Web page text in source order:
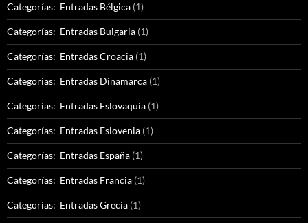
Categorías: Entradas Bélgica (1)
Categorías: Entradas Bulgaria (1)
Categorías: Entradas Croacia (1)
Categorías: Entradas Dinamarca (1)
Categorías: Entradas Eslovaquia (1)
Categorías: Entradas Eslovenia (1)
Categorías: Entradas España (1)
Categorías: Entradas Francia (1)
Categorías: Entradas Grecia (1)